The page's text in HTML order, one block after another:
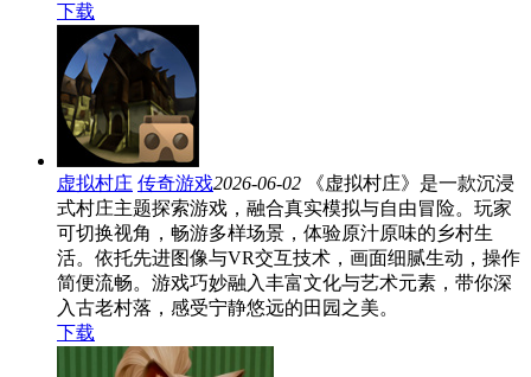
下载
虚拟村庄 传奇游戏2026-06-02
《虚拟村庄》是一款沉浸
式村庄主题探索游戏，融合真实模拟与自由冒险。玩家
可切换视角，畅游多样场景，体验原汁原味的乡村生
活。依托先进图像与VR交互技术，画面细腻生动，操作
简便流畅。游戏巧妙融入丰富文化与艺术元素，带你深
入古老村落，感受宁静悠远的田园之美。
下载